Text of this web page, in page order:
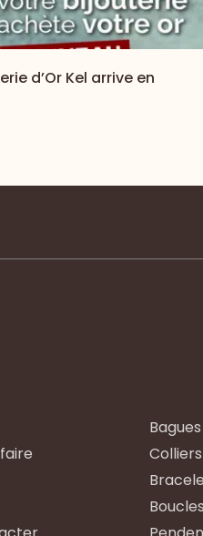
d’Or Kel arrive en
Bagues
Colliers